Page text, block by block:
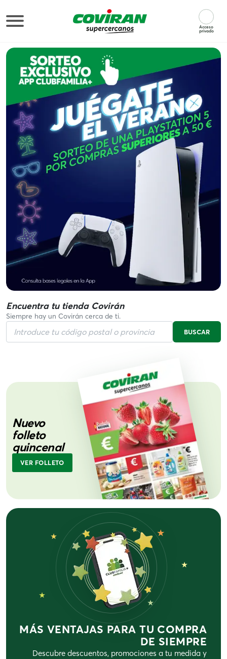
Acceso
privado
Supermercados Covirán
Encuentra tu tienda Covirán
Siempre hay un Covirán cerca de ti.
BUSCAR
Nuevo
folleto
quincenal
VER FOLLETO
★ ★
★
★
★
MÁS VENTAJAS PARA TU COMPRA
DE SIEMPRE
Descubre descuentos, promociones a tu medida y